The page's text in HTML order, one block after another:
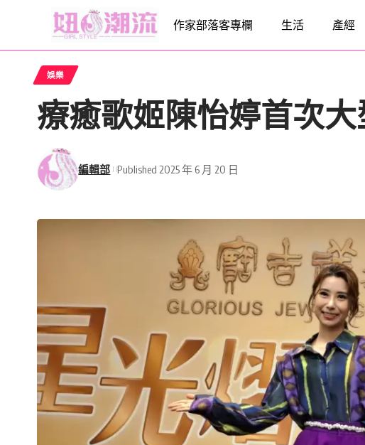
作家部落客專欄 生活 產經
娛樂
療癒歌姬陳怡婷首次
編輯部 Published 2025 年 6 月 20 日